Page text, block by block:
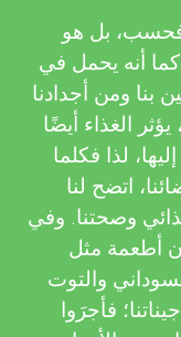
فحسب، بل هو
كما أنه يحمل في
ومن أجدادنا
الغذاء أيضًا
لذا فكلما
اتضح لنا
وصحتنا. وفي
أطعمة مثل
والتوت
فأجرَوا